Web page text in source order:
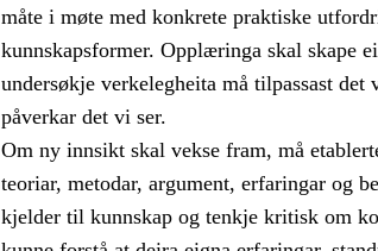
måte i møte med konkrete praktiske
kunnskapsformer. Opplæringa skal skape
undersøkje verkelegheita må tilpassast
påverkar det vi ser.
Om ny innsikt skal vekse fram, må
teoriar, metodar, argument, erfaringar og
kjelder til kunnskap og tenkje kritisk om